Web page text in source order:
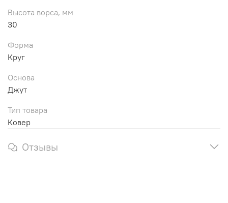
Высота ворса, мм
30
Форма
Круг
Основа
Джут
Тип товара
Ковер
Отзывы